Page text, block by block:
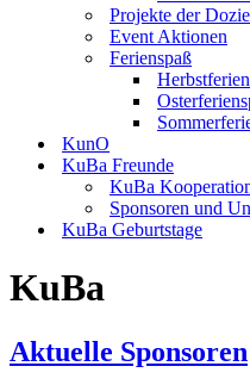
Projekte der
Event Aktionen
Ferienspaß
KunO
KuBa Freunde
KuBa
Sponsoren und
KuBa Geburtstage
KuBa
Aktuelle Sponsoren